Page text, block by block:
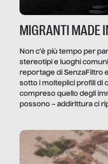
MIGRANTI MADE
Non c’è più tempo per
stereotipi e luoghi
reportage di SenzaFiltro
sotto i molteplici profili di
compreso quello degli
possono – addirittura ci